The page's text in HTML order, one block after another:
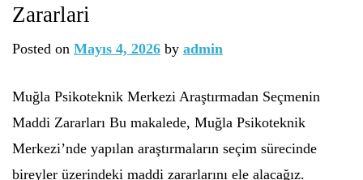
Zararlari
Posted on Mayıs 4, 2026 by admin
Muğla Psikoteknik Merkezi Araştırmadan Seçmenin
Maddi Zararları Bu makalede, Muğla Psikoteknik
Merkezi’nde yapılan araştırmaların seçim sürecinde
bireyler üzerindeki maddi zararlarını ele alacağız.